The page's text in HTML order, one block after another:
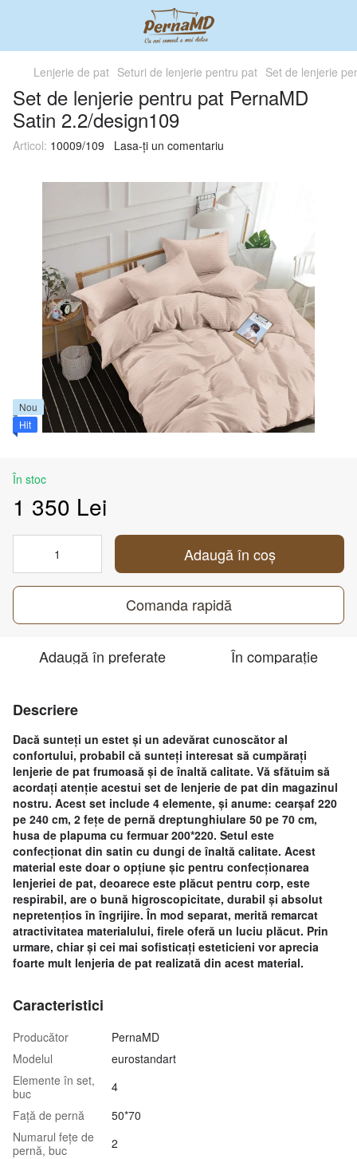
Lenjerie de pat Seturi de lenjerie pentru pat Set de lenjerie
Set de lenjerie pentru pat PernaMD
Satin 2.2/design109
Articol: 10009/109 Lasa-ți un comentariu
Nou
Hit
În stoc
1 350 Lei
Adaugă în coș
Comanda rapidă
Adaugă în preferate În comparație
Descriere
Dacă sunteți un estet și un adevărat cunoscător al
confortului, probabil că sunteți interesat să cumpărați
lenjerie de pat frumoasă și de înaltă calitate. Vă sfătuim să
acordați atenție acestui set de lenjerie de pat din magazinul
nostru. Acest set include 4 elemente, și anume: cearșaf 220
pe 240 cm, 2 fețe de pernă dreptunghiulare 50 pe 70 cm,
husa de plapuma cu fermuar 200*220. Setul este
confecționat din satin cu dungi de înaltă calitate. Acest
material este doar o opțiune șic pentru confecționarea
lenjeriei de pat, deoarece este plăcut pentru corp, este
respirabil, are o bună higroscopicitate, durabil și absolut
nepretențios în îngrijire. În mod separat, merită remarcat
atractivitatea materialului, firele oferă un luciu plăcut. Prin
urmare, chiar și cei mai sofisticați esteticieni vor aprecia
foarte mult lenjeria de pat realizată din acest material.
Caracteristici
Producător
PernaMD
Modelul
eurostandart
Elemente în set,
buc
4
Față de pernă
50*70
Numarul fețe de
pernă, buc
2